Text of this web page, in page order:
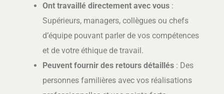
Ont travaillé directement avec vous :
Supérieurs, managers, collègues ou chefs
d’équipe pouvant parler de vos compétences
et de votre éthique de travail.
Peuvent fournir des retours détaillés : Des
personnes familières avec vos réalisations